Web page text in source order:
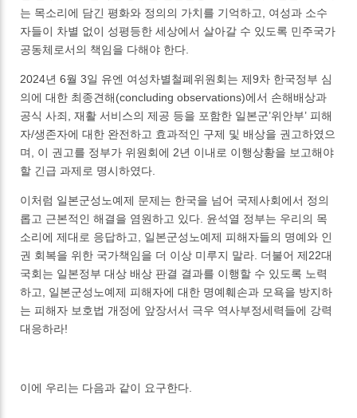
는 목소리에 담긴 평화와 정의의 가치를 기억하고, 여성과 소수
자들이 차별 없이 성평등한 세상에서 살아갈 수 있도록 민주국가
공동체로서의 책임을 다해야 한다.
2024년 6월 3일 유엔 여성차별철폐위원회는 제9차 한국정부 심
의에 대한 최종견해(concluding observations)에서 손해배상과
공식 사죄, 재활 서비스의 제공 등을 포함한 일본군’위안부’ 피해
자/생존자에 대한 완전하고 효과적인 구제 및 배상을 권고하였으
며, 이 권고를 정부가 위원회에 2년 이내로 이행상황을 보고해야
할 긴급 과제로 명시하였다.
이처럼 일본군성노예제 문제는 한국을 넘어 국제사회에서 정의
롭고 근본적인 해결을 염원하고 있다. 윤석열 정부는 우리의 목
소리에 제대로 응답하고, 일본군성노예제 피해자들의 명예와 인
권 회복을 위한 국가책임을 더 이상 미루지 말라. 더불어 제22대
국회는 일본정부 대상 배상 판결 결과를 이행할 수 있도록 노력
하고, 일본군성노예제 피해자에 대한 명예훼손과 모욕을 방지하
는 피해자 보호법 개정에 앞장서서 극우 역사부정세력들에 강력
대응하라!
이에 우리는 다음과 같이 요구한다.